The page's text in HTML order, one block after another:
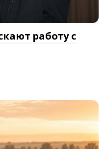
работу с